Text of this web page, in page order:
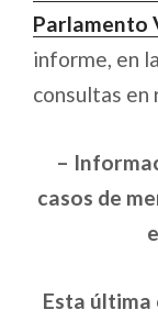
Parlamento
informe, en
consultas en
–
casos de
Esta última